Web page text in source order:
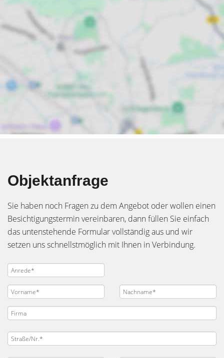
Objektanfrage
Sie haben noch Fragen zu dem Angebot oder wollen einen
Besichtigungstermin vereinbaren, dann füllen Sie einfach
das untenstehende Formular vollständig aus und wir
setzen uns schnellstmöglich mit Ihnen in Verbindung.